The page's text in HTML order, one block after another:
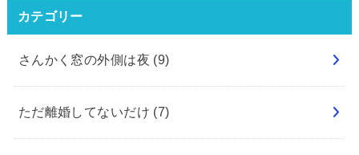
カテゴリー
さんかく窓の外側は夜 (9)
ただ離婚してないだけ (7)